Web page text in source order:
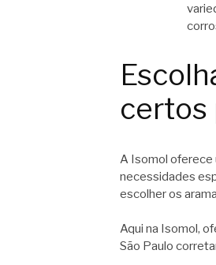
certos
A Isomol oferece
necessidades
escolher os
Aqui na Isomol,
São Paulo